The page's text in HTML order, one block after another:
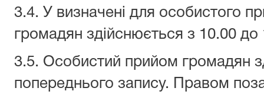
3.4. У визначені для особистого
громадян здійснюється з 10.00 до
3.5. Особистий прийом громадян
попереднього запису. Правом